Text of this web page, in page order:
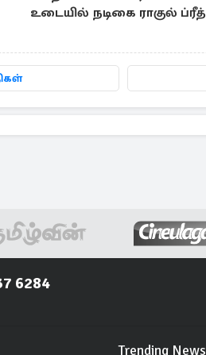
உடையில் நடிகை ராகுல் ப்ரீத்
6284
Trending News